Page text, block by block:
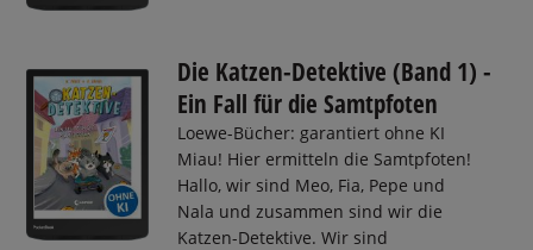
Die Katzen-Detektive (Band 1) -
Ein Fall für die Samtpfoten
Loewe-Bücher: garantiert ohne KI
Miau! Hier ermitteln die Samtpfoten!
Hallo, wir sind Meo, Fia, Pepe und
Nala und zusammen sind wir die
Katzen-Detektive. Wir sind